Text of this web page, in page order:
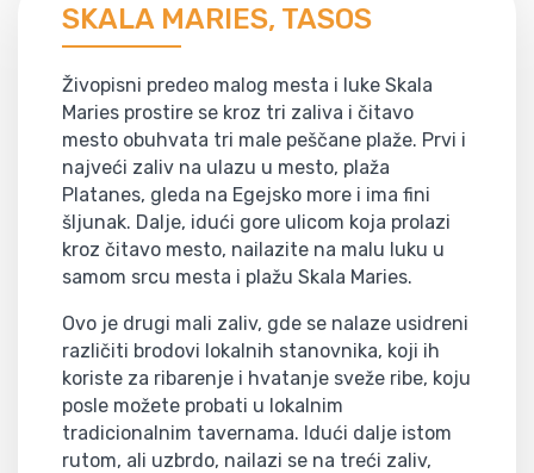
SKALA MARIES, TASOS
Živopisni predeo malog mesta i luke Skala
Maries prostire se kroz tri zaliva i čitavo
mesto obuhvata tri male peščane plaže. Prvi i
najveći zaliv na ulazu u mesto, plaža
Platanes, gleda na Egejsko more i ima fini
šljunak. Dalje, idući gore ulicom koja prolazi
kroz čitavo mesto, nailazite na malu luku u
samom srcu mesta i plažu Skala Maries.
Ovo je drugi mali zaliv, gde se nalaze usidreni
različiti brodovi lokalnih stanovnika, koji ih
koriste za ribarenje i hvatanje sveže ribe, koju
posle možete probati u lokalnim
tradicionalnim tavernama. Idući dalje istom
rutom, ali uzbrdo, nailazi se na treći zaliv,